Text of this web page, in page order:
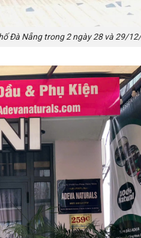
Đà Nẵng trong 2 ngày 28 và 29/